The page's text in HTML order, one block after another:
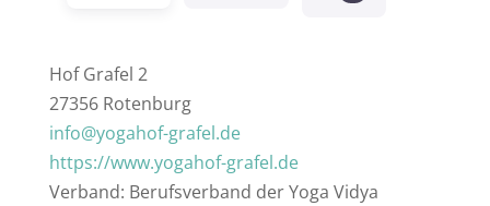
Hof Grafel 2
27356 Rotenburg
info@yogahof-grafel.de
https://www.yogahof-grafel.de
Verband: Berufsverband der Yoga Vidya